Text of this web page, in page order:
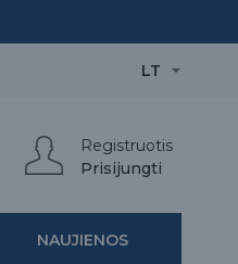
LT
Registruotis
Prisijungti
NAUJIENOS